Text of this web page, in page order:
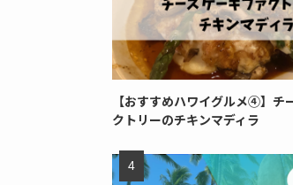
【おすすめハワイグルメ④】チ
クトリーのチキンマディラ